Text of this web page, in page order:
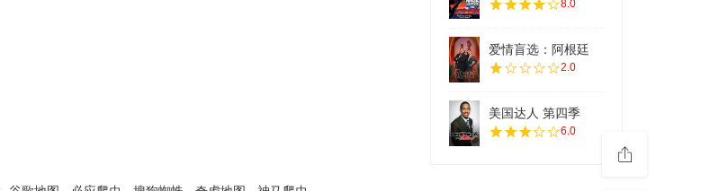
8.0
爱情盲选：阿根廷
2.0
美国达人 第四季
6.0